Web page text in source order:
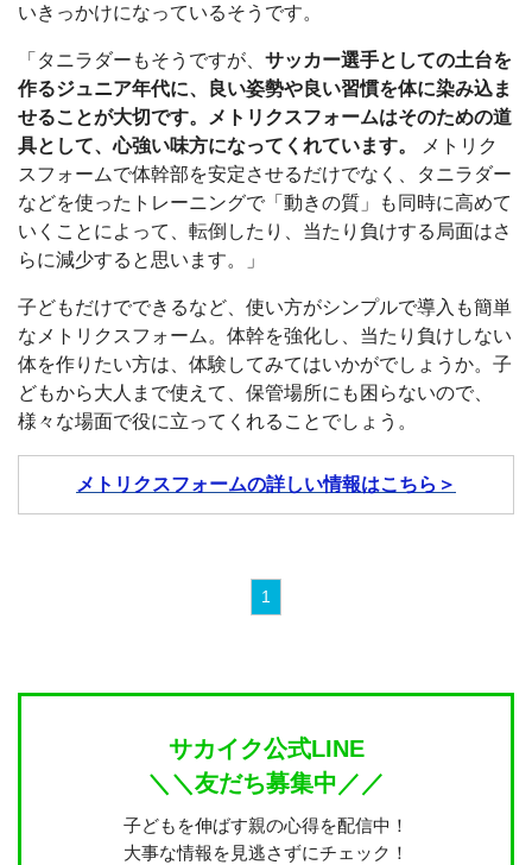
いきっかけになっているそうです。
「タニラダーもそうですが、 サッカー選手としての土台を
作るジュニア年代に、良い姿勢や良い習慣を体に染み込ま
せることが大切です。メトリクスフォームはそのための道
具として、心強い味方になってくれています。
メトリク
スフォームで体幹部を安定させるだけでなく、タニラダー
などを使ったトレーニングで「動きの質」も同時に高めて
いくことによって、転倒したり、当たり負けする局面はさ
らに減少すると思います。」
子どもだけでできるなど、使い方がシンプルで導入も簡単
なメトリクスフォーム。体幹を強化し、当たり負けしない
体を作りたい方は、体験してみてはいかがでしょうか。子
どもから大人まで使えて、保管場所にも困らないので、
様々な場面で役に立ってくれることでしょう。
メトリクスフォームの詳しい情報はこちら＞
1
サカイク公式LINE
＼＼友だち募集中／／
子どもを伸ばす親の心得を配信中！
大事な情報を見逃さずにチェック！